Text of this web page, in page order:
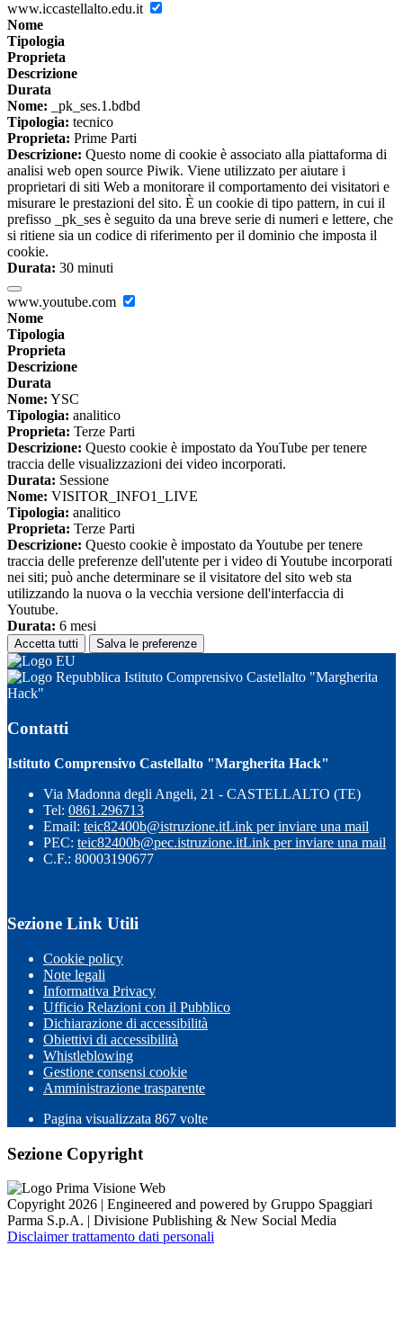
www.iccastellalto.edu.it
Nome
Tipologia
Proprieta
Descrizione
Durata
Nome: _pk_ses.1.bdbd
Tipologia: tecnico
Proprieta: Prime Parti
Descrizione: Questo nome di cookie è associato alla piattaforma di
analisi web open source Piwik. Viene utilizzato per aiutare i
proprietari di siti Web a monitorare il comportamento dei visitatori e
misurare le prestazioni del sito. È un cookie di tipo pattern, in cui il
prefisso _pk_ses è seguito da una breve serie di numeri e lettere, che
si ritiene sia un codice di riferimento per il dominio che imposta il
cookie.
Durata: 30 minuti
www.youtube.com
Nome
Tipologia
Proprieta
Descrizione
Durata
Nome: YSC
Tipologia: analitico
Proprieta: Terze Parti
Descrizione: Questo cookie è impostato da YouTube per tenere
traccia delle visualizzazioni dei video incorporati.
Durata: Sessione
Nome: VISITOR_INFO1_LIVE
Tipologia: analitico
Proprieta: Terze Parti
Descrizione: Questo cookie è impostato da Youtube per tenere
traccia delle preferenze dell'utente per i video di Youtube incorporati
nei siti; può anche determinare se il visitatore del sito web sta
utilizzando la nuova o la vecchia versione dell'interfaccia di
Youtube.
Durata: 6 mesi
Accetta tutti Salva le preferenze
Istituto Comprensivo Castellalto "Margherita
Hack"
Contatti
Istituto Comprensivo Castellalto "Margherita Hack"
Via Madonna degli Angeli, 21 - CASTELLALTO (TE)
Tel: 0861.296713
Email: teic82400b@istruzione.itLink per inviare una mail
PEC: teic82400b@pec.istruzione.itLink per inviare una mail
C.F.: 80003190677
Sezione Link Utili
Cookie policy
Note legali
Informativa Privacy
Ufficio Relazioni con il Pubblico
Dichiarazione di accessibilità
Obiettivi di accessibilità
Whistleblowing
Gestione consensi cookie
Amministrazione trasparente
Pagina visualizzata 867 volte
Sezione Copyright
Copyright 2026 | Engineered and powered by Gruppo Spaggiari
Parma S.p.A. | Divisione Publishing & New Social Media
Disclaimer trattamento dati personali